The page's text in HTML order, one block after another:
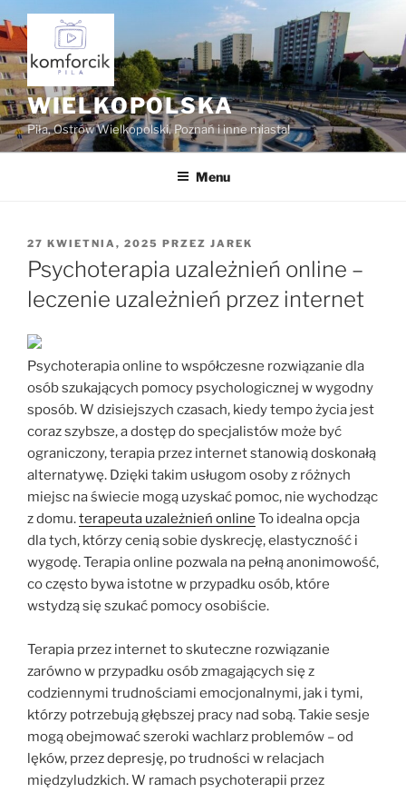
Przejdź
do
treści
WIELKOPOLSKA
Piła, Ostrów Wielkopolski, Poznań i inne miasta!
Menu
OPUBLIKOWANE
W
27 KWIETNIA, 2025 PRZEZ JAREK
Psychoterapia uzależnień online –
leczenie uzależnień przez internet
Psychoterapia online to współczesne rozwiązanie dla
osób szukających pomocy psychologicznej w wygodny
sposób. W dzisiejszych czasach, kiedy tempo życia jest
coraz szybsze, a dostęp do specjalistów może być
ograniczony, terapia przez internet stanowią doskonałą
alternatywę. Dzięki takim usługom osoby z różnych
miejsc na świecie mogą uzyskać pomoc, nie wychodząc
z domu.terapeuta uzależnień online To idealna opcja
dla tych, którzy cenią sobie dyskrecję, elastyczność i
wygodę. Terapia online pozwala na pełną anonimowość,
co często bywa istotne w przypadku osób, które
wstydzą się szukać pomocy osobiście.
Terapia przez internet to skuteczne rozwiązanie
zarówno w przypadku osób zmagających się z
codziennymi trudnościami emocjonalnymi, jak i tymi,
którzy potrzebują głębszej pracy nad sobą. Takie sesje
mogą obejmować szeroki wachlarz problemów – od
lęków, przez depresję, po trudności w relacjach
międzyludzkich. W ramach psychoterapii przez